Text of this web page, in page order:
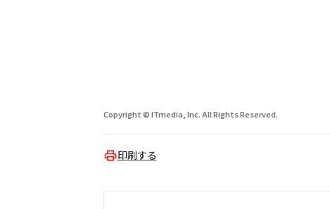
Copyright © ITmedia, Inc. All Rights Reserved.
印刷する